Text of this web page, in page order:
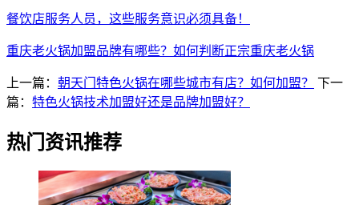
餐饮店服务人员，这些服务意识必须具备！
重庆老火锅加盟品牌有哪些？如何判断正宗重庆老火锅
上一篇： 朝天门特色火锅在哪些城市有店？如何加盟？
下一
篇： 特色火锅技术加盟好还是品牌加盟好？
热门资讯推荐